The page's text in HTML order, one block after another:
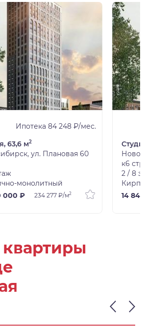
Ипотека 84 248 ₽/мес.
63,6 м2
ул. Плановая 60
монолитный
000 ₽
234 277 ₽/м2
к6 стр
2 / 8
14